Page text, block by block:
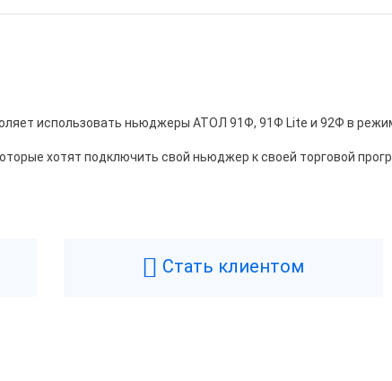
использовать ньюджеры АТОЛ 91Ф, 91Ф Lite и 92Ф в
хотят подключить свой ньюджер к своей торговой
Стать клиентом